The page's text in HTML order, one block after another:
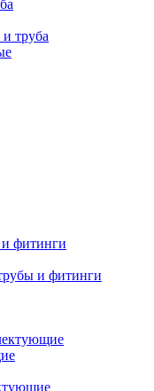
труба
фитинги
и фитинги